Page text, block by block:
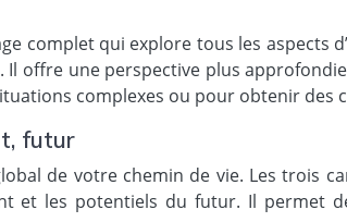
complet qui explore tous les
Il offre une perspective plus
complexes ou pour obtenir des
futur
de votre chemin de vie. Les trois
et les potentiels du futur. Il permet